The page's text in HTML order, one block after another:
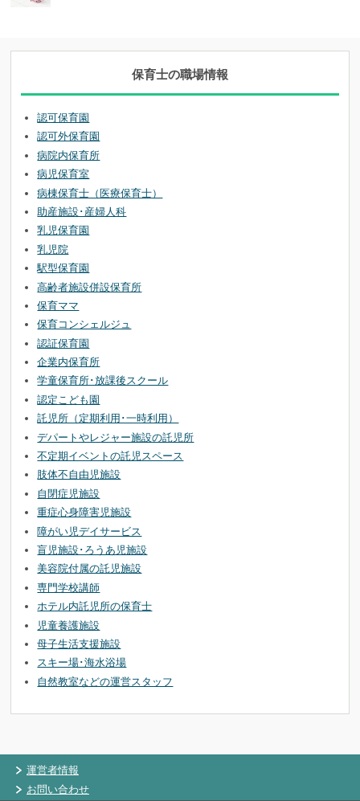
保育士の職場情報
認可保育園
認可外保育園
病院内保育所
病児保育室
病棟保育士（医療保育士）
助産施設･産婦人科
乳児保育園
乳児院
駅型保育園
高齢者施設併設保育所
保育ママ
保育コンシェルジュ
認証保育園
企業内保育所
学童保育所･放課後スクール
認定こども園
託児所（定期利用･一時利用）
デパートやレジャー施設の託児所
不定期イベントの託児スペース
肢体不自由児施設
自閉症児施設
重症心身障害児施設
障がい児デイサービス
盲児施設･ろうあ児施設
美容院付属の託児施設
専門学校講師
ホテル内託児所の保育士
児童養護施設
母子生活支援施設
スキー場･海水浴場
自然教室などの運営スタッフ
運営者情報
お問い合わせ